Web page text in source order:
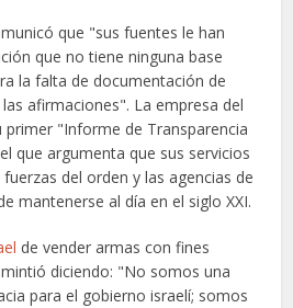
que "sus fuentes le han
que no tiene ninguna base
la falta de documentación de
afirmaciones". La empresa del
"Informe de Transparencia
que argumenta que sus servicios
del orden y las agencias de
mantenerse al día en el siglo XXI.
de vender armas con fines
diciendo: "No somos una
para el gobierno israelí; somos